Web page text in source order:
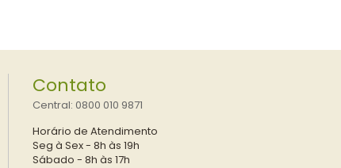
Contato
Central: 0800 010 9871
Horário de Atendimento
Seg à Sex - 8h às 19h
Sábado - 8h às 17h